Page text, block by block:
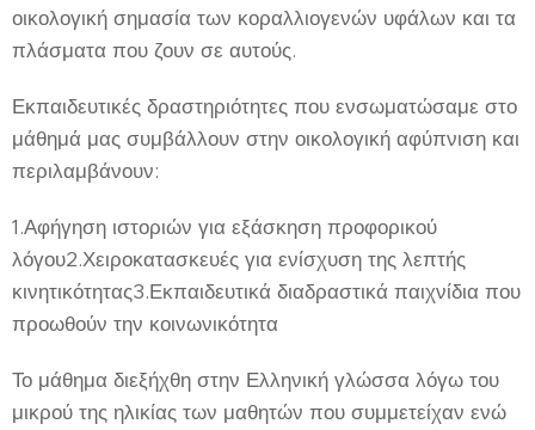
οικολογική σημασία των κοραλλιογενών υφάλων και τα
πλάσματα που ζουν σε αυτούς.
Εκπαιδευτικές δραστηριότητες που ενσωματώσαμε στο
μάθημά μας συμβάλλουν στην οικολογική αφύπνιση και
περιλαμβάνουν:
1.Αφήγηση ιστοριών για εξάσκηση προφορικού
λόγου2.Χειροκατασκευές για ενίσχυση της λεπτής
κινητικότητας3.Εκπαιδευτικά διαδραστικά παιχνίδια που
προωθούν την κοινωνικότητα
Το μάθημα διεξήχθη στην Ελληνική γλώσσα λόγω του
μικρού της ηλικίας των μαθητών που συμμετείχαν ενώ